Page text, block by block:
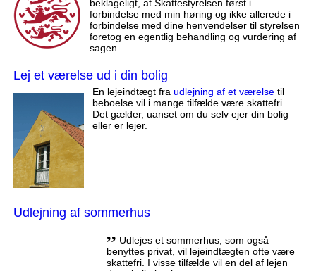
beklageligt, at Skattestyrelsen først i
forbindelse med min høring og ikke allerede i
forbindelse med dine henvendelser til styrelsen
foretog en egentlig behandling og vurdering af
sagen.
Lej et værelse ud i din bolig
En lejeindtægt fra udlejning af et værelsetil
beboelse vil i mange tilfælde være skattefri.
Det gælder, uanset om du selv ejer din bolig
eller er lejer.
Udlejning af sommerhus
,, Udlejes et sommerhus, som også
benyttes privat, vil lejeindtægten ofte være
skattefri. I visse tilfælde vil en del af lejen